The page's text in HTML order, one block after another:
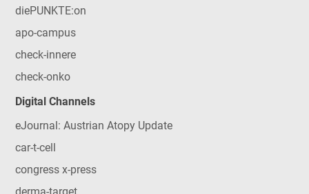
diePUNKTE:on
apo-campus
check-innere
check-onko
Digital Channels
eJournal: Austrian Atopy Update
car-t-cell
congress x-press
derma-target